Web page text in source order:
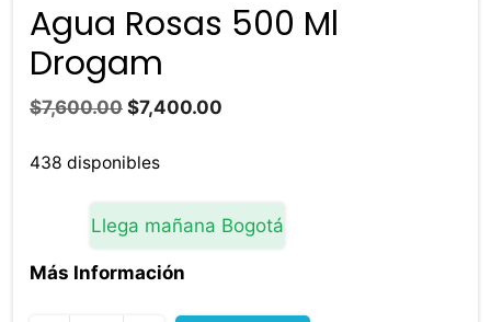
Agua Rosas 500 Ml
Drogam
$7,600.00 El
original
$7,600.00.
$7,400.00
$7,400.00.
438 disponibles
Llega mañana Bogotá
Más Información